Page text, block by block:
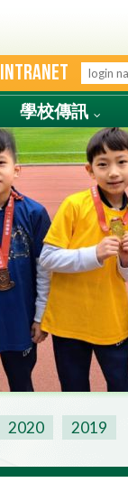
INTRANET
學校傳訊
2020 2019